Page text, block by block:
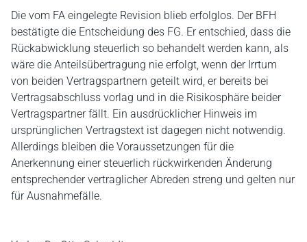
Die vom FA eingelegte Revision blieb erfolglos. Der BFH
bestätigte die Entscheidung des FG. Er entschied, dass die
Rückabwicklung steuerlich so behandelt werden kann, als
wäre die Anteilsübertragung nie erfolgt, wenn der Irrtum
von beiden Vertragspartnern geteilt wird, er bereits bei
Vertragsabschluss vorlag und in die Risikosphäre beider
Vertragspartner fällt. Ein ausdrücklicher Hinweis im
ursprünglichen Vertragstext ist dagegen nicht notwendig.
Allerdings bleiben die Voraussetzungen für die
Anerkennung einer steuerlich rückwirkenden Änderung
entsprechender vertraglicher Abreden streng und gelten nur
für Ausnahmefälle.